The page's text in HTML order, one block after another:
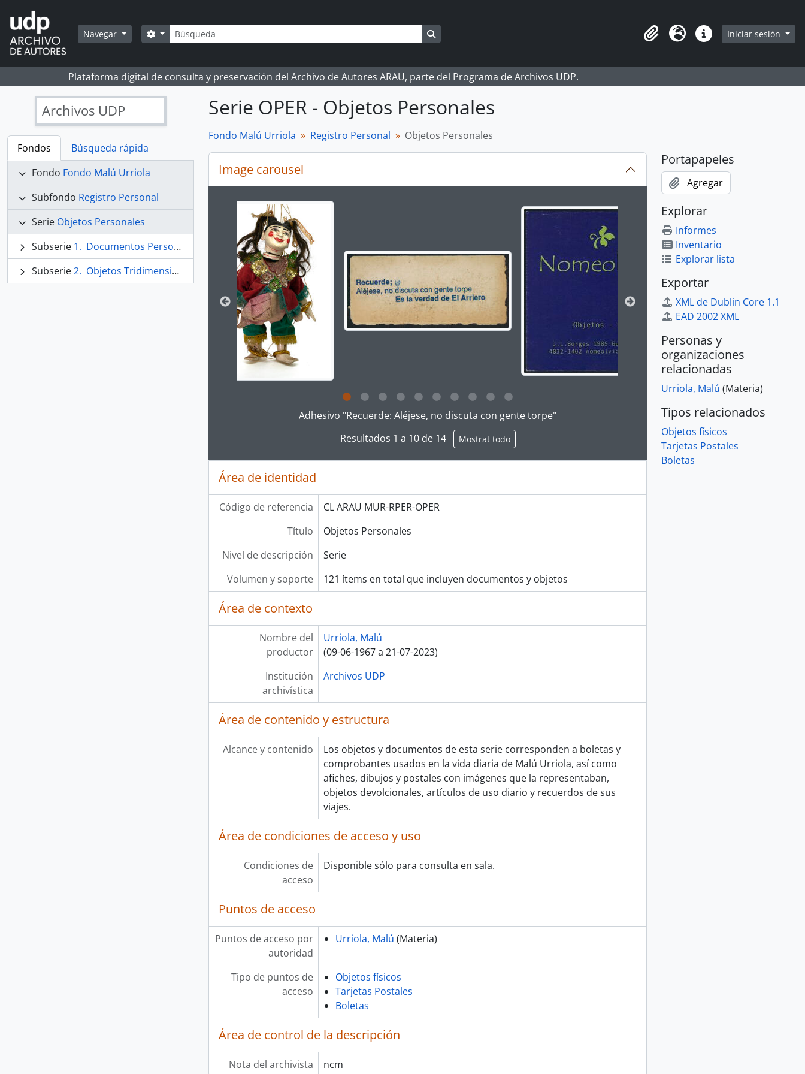
Skip to main content
Navegar Búsqueda
Search options
Portapapeles
Idioma Enlaces rápidos
Iniciar sesión
Plataforma digital de consulta y preservación del Archivo de Autores ARAU, parte del Programa de Archivos UDP.
Archivos UDP
Fondos
Búsqueda rápida
Fondo Fondo Malú Urriola
Subfondo Registro Personal
Serie Objetos Personales
Subserie
Documentos Personales
Subserie
Objetos Tridimensionales
Serie OPER - Objetos Personales
Fondo Malú Urriola Registro Personal Objetos Personales
Image carousel
Changing the current slide of this carousel will change the description title displayed in the following carousel. Clicking any
Clicking this description title link will open the description view page for this digital object. Advancing the carousel above will
Adhesivo "Recuerde: Aléjese, no discuta con gente torpe"
Resultados 1 a 10 de 14
Mostrat todo
Área de identidad
Código de referencia
CL ARAU MUR-RPER-OPER
Título
Objetos Personales
Nivel de descripción
Serie
Volumen y soporte
121 ítems en total que incluyen documentos y objetos
Área de contexto
Nombre del
productor
Urriola, Malú
(09-06-1967 a 21-07-2023)
Institución
archivística
Archivos UDP
Área de contenido y estructura
Alcance y contenido
Los objetos y documentos de esta serie corresponden a boletas y
comprobantes usados en la vida diaria de Malú Urriola, así como
afiches, dibujos y postales con imágenes que la representaban,
objetos devolcionales, artículos de uso diario y recuerdos de sus
viajes.
Área de condiciones de acceso y uso
Condiciones de
acceso
Disponible sólo para consulta en sala.
Puntos de acceso
Puntos de acceso por
autoridad
Urriola, Malú (Materia)
Tipo de puntos de
acceso
Objetos físicos
Tarjetas Postales
Boletas
Área de control de la descripción
Nota del archivista ncm
Portapapeles
Agregar
Explorar
Informes
Inventario
Explorar lista
Exportar
XML de Dublin Core 1.1
EAD 2002 XML
Personas y
organizaciones
relacionadas
Urriola, Malú (Materia)
Tipos relacionados
Objetos físicos
Tarjetas Postales
Boletas